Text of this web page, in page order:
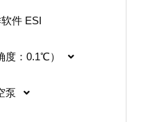
件 ESI
度：0.1℃）
泵